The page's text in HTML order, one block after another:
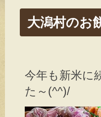
大潟村のお
今年も新米に
た～(^^)/